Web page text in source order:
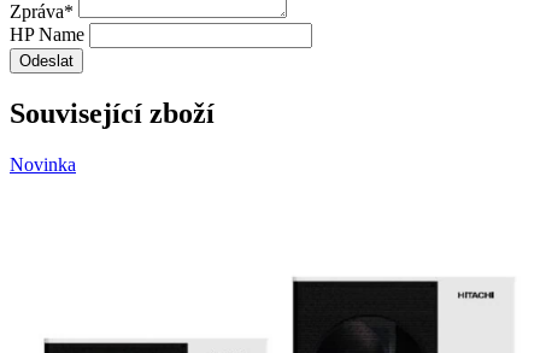
Zpráva*
HP Name
Odeslat
Související zboží
Novinka